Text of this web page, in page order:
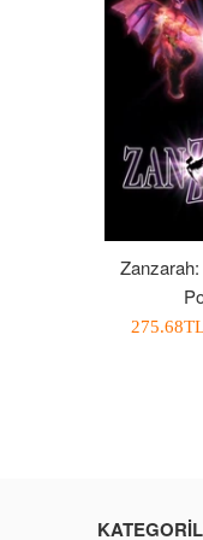
İndirimli